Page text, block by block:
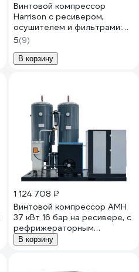
Винтовой компрессор
Harrison с ресивером,
осушителем и фильтрами:
2200л/мин, 8бар, 15кВт,
HRS-942200TDF5-8
5(9)
В корзину
1 124 708 ₽
Винтовой компрессор АМН
37 кВт 16 бар на ресивере, с
рефрижераторным
осушителем и
дополнительными
В корзину